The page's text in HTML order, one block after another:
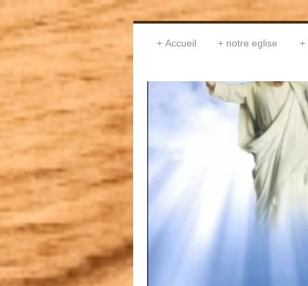
Accueil notre eglise